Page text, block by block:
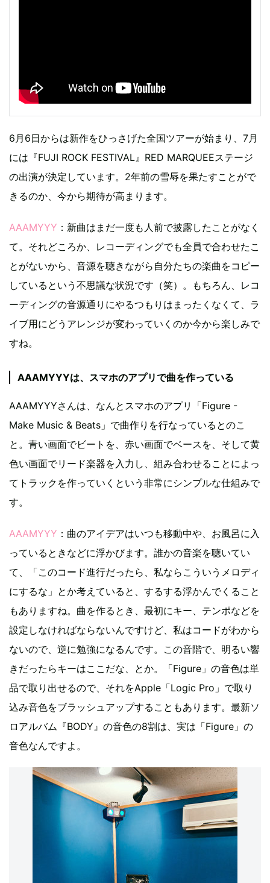
6月6日からは新作をひっさげた全国ツアーが始まり、7月
には『FUJI ROCK FESTIVAL』RED MARQUEEステージ
の出演が決定しています。2年前の雪辱を果たすことがで
きるのか、今から期待が高まります。
AAAMYYY ：新曲はまだ一度も人前で披露したことがなく
て。それどころか、レコーディングでも全員で合わせたこ
とがないから、音源を聴きながら自分たちの楽曲をコピー
しているという不思議な状況です（笑）。もちろん、レコ
ーディングの音源通りにやるつもりはまったくなくて、ラ
イブ用にどうアレンジが変わっていくのか今から楽しみで
すね。
AAAMYYYは、スマホのアプリで曲を作っている
AAAMYYYさんは、なんとスマホのアプリ「Figure -
Make Music & Beats」で曲作りを行なっているとのこ
と。青い画面でビートを、赤い画面でベースを、そして黄
色い画面でリード楽器を入力し、組み合わせることによっ
てトラックを作っていくという非常にシンプルな仕組みで
す。
AAAMYYY ：曲のアイデアはいつも移動中や、お風呂に入
っているときなどに浮かびます。誰かの音楽を聴いてい
て、「このコード進行だったら、私ならこういうメロディ
にするな」とか考えていると、するする浮かんでくること
もありますね。曲を作るとき、最初にキー、テンポなどを
設定しなければならないんですけど、私はコードがわから
ないので、逆に勉強になるんです。この音階で、明るい響
きだったらキーはここだな、とか。「Figure」の音色は単
品で取り出せるので、それをApple「Logic Pro」で取り
込み音色をブラッシュアップすることもあります。最新ソ
ロアルバム『BODY』の音色の8割は、実は「Figure」の
音色なんですよ。